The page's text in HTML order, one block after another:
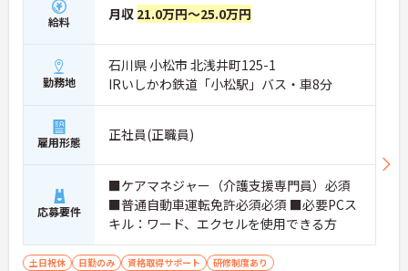
給料 月収 21.0万円～25.0万円
勤務地
石川県 小松市 北浅井町125-1
IRいしかわ鉄道「小松駅」バス・車8分
雇用形態 正社員(正職員)
応募要件
■ケアマネジャー（介護支援専門員）必須
■普通自動車運転免許必須必須 ■必要PCス
キル：ワード、エクセルを使用できる方
土日祝休 日勤のみ 資格取得サポート
研修制度あり